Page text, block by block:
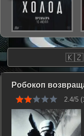
🇰🇿
Робокоп
2.4/5 (